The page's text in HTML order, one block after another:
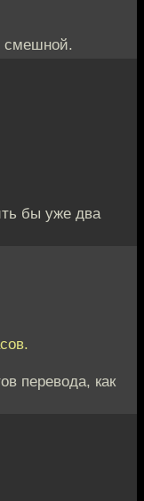
смешной.
бы уже два
перевода, как